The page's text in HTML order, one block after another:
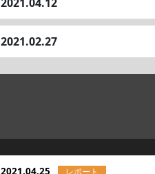
2021.02.27
2021.04.25